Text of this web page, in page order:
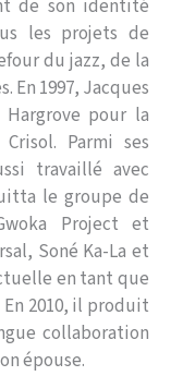
de son identité
les projets de
du jazz, de la
En 1997, Jacques
pour la
Parmi ses
travaillé avec
le groupe de
Project et
Soné Ka-La et
en tant que
2010, il produit
collaboration
épouse.